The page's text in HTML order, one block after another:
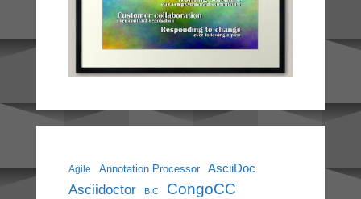
Agile Annotation Processor AsciiDoc
Asciidoctor BIC CongoCC